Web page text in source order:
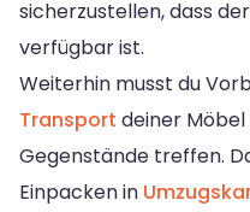
sicherzustellen, dass
verfügbar ist.
Weiterhin musst du
Transport deiner
Gegenstände treffen.
Einpacken in